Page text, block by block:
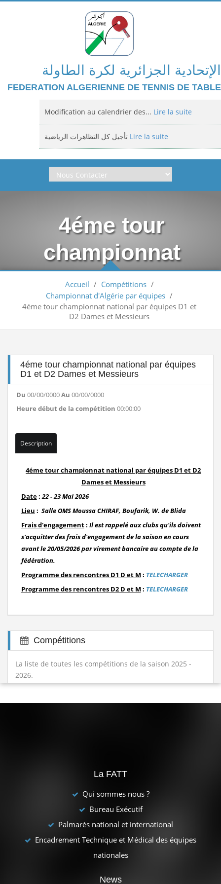
الإتحادية الجزائرية لكرة الطاولة
FEDERATION ALGERIENNE DE TENNIS DE TABLE
Modification au calendrier des... Lire la suite
تأجيل كل التظاهرات الرياضية Lire la suite
Domiciliation des compétitions...Lire la suite
Arbitrage aux compétitions...Lire la suite
إعلانعن فتح تسجيلات لتكوين المدربينLire la suite
بيان يخص تأجيل الترببص التكويني...Lire la suite
تكوين الحكام الجهويين للموسم الرياضي...Lire la suite
الجمعية العامة العادية لسنة 2025Lire la suite
Engagement des arbitres 2025-2026Lire la suite
suite
Stage de formation à la faculté des...
المرحلة الجهوية التأهيلية للبطولة... Lire la suite
dispositions pratiques 2025-2026... Lire la suite
4éme tour
championnat
national par
équipes D1 et D2
Dames et
Messieurs
Accueil / Compétitions /
Championnat d'Algérie par équipes /
4éme tour championnat national par équipes D1 et
D2 Dames et Messieurs
4éme tour championnat national par équipes
D1 et D2 Dames et Messieurs
Du 00/00/0000Au 00/00/0000
Heure début de la compétition 00:00:00
Description
4éme tour championnat national par équipes D1 et D2
Dames et Messieurs
Date:22 - 23 Mai 2026
Lieu : Salle OMS Moussa CHIRAF, Boufarik, W. de Blida
Frais d'engagement: Il est rappelé aux clubs qu'ils doivent
s'acquitter des frais d'engagement de la saison en cours
avant le 20/05/2026 par virement bancaire au compte de la
fédération.
Programme des rencontres D1 D et M: TELECHARGER
Programme des rencontres D2 D et M: TELECHARGER
Compétitions
La liste de toutes les compétitions de la saison 2025 -
2026.
La FATT
Qui sommes nous ?
Bureau Exécutif
Palmarès national et international
Encadrement Technique et Médical des équipes
nationales
News